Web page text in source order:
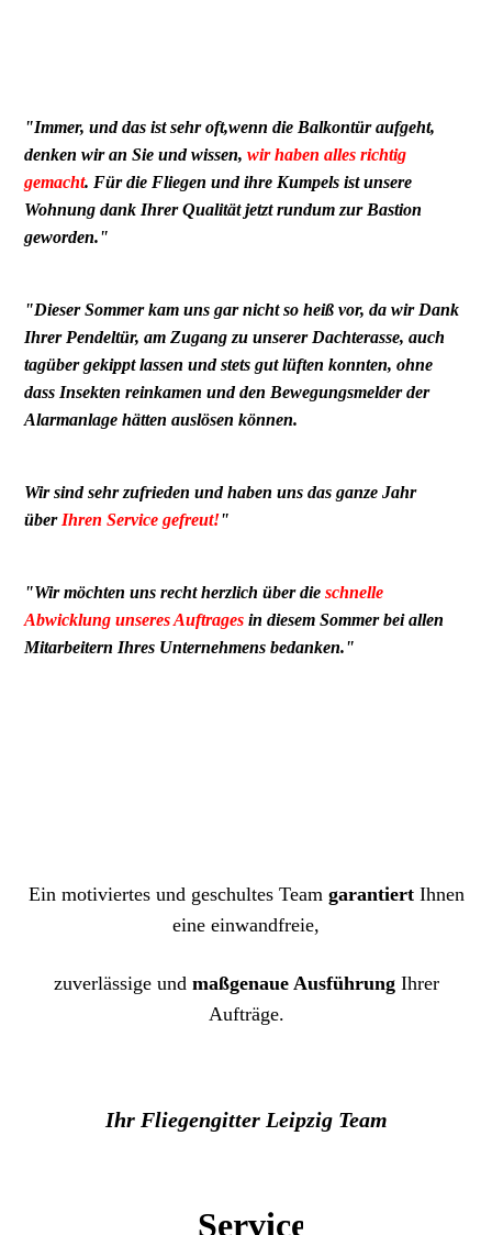
"Immer, und das ist sehr oft,wenn die Balkontür aufgeht,
denken wir an Sie und wissen,wir haben alles richtig
gemacht. Für die Fliegen und ihre Kumpels ist unsere
Wohnung dank Ihrer Qualität jetzt rundum zur Bastion
geworden."
"Dieser Sommer kam uns gar nicht so heiß vor, da wir Dank
Ihrer Pendeltür, am Zugang zu unserer Dachterasse, auch
tagüber gekippt lassen und stets gut lüften konnten, ohne
dass Insekten reinkamen und den Bewegungsmelder der
Alarmanlage hätten auslösen können.
Wir sind sehr zufrieden und haben uns das ganze Jahr
über Ihren Service gefreut!"
"Wir möchten uns recht herzlich über dieschnelle
Abwicklung unseres Auftrages in diesem Sommer bei allen
Mitarbeitern Ihres Unternehmens bedanken."
Ein motiviertes und geschultes Team garantiert Ihnen
eine einwandfreie,
zuverlässige und maßgenaue AusführungIhrer
Aufträge.
Ihr Fliegengitter Leipzig Team